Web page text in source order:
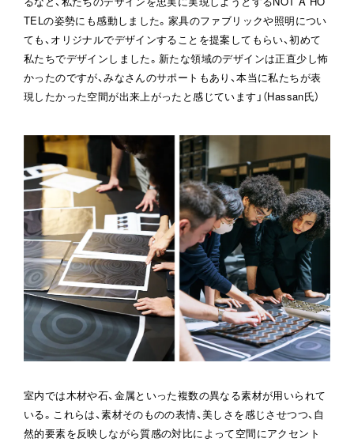
TELの姿勢にも感動しました。家具のファブリックや照明につい
ても、オリジナルでデザインすることを提案してもらい、初めて
私たちでデザインしました。新たな領域のデザインは正直少し怖
かったのですが、みなさんのサポートもあり、本当に私たちが表
現したかった空間が出来上がったと感じています」（Hassan氏）
室内では木材や石、金属といった複数の異なる素材が用いられて
いる。これらは、素材そのものの表情、美しさを感じさせつつ、自
然的要素を反映しながら質感の対比によって空間にアクセント